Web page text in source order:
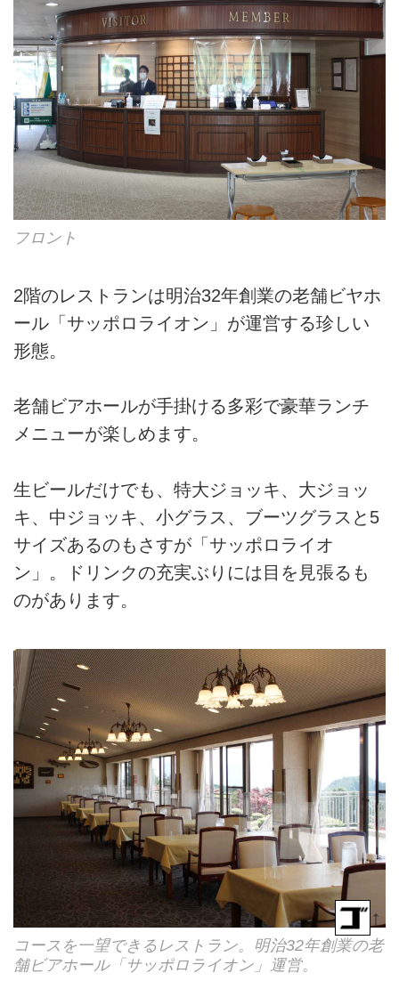
フロント
2階のレストランは明治32年創業の老舗ビヤホ
ール「サッポロライオン」が運営する珍しい
形態。
老舗ビアホールが手掛ける多彩で豪華ランチ
メニューが楽しめます。
生ビールだけでも、特大ジョッキ、大ジョッ
キ、中ジョッキ、小グラス、ブーツグラスと5
サイズあるのもさすが「サッポロライオ
ン」。ドリンクの充実ぶりには目を見張るも
のがあります。
コースを一望できるレストラン。明治32年創業の老
舗ビアホール「サッポロライオン」運営。
↑